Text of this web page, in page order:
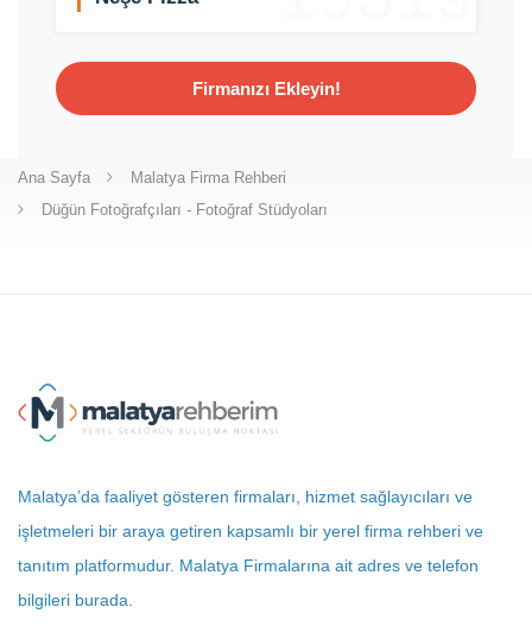
Firmanızı Ekleyin!
Ana Sayfa
Malatya Firma Rehberi
Düğün Fotoğrafçıları - Fotoğraf Stüdyoları
Malatya’da faaliyet gösteren firmaları, hizmet sağlayıcıları ve
işletmeleri bir araya getiren kapsamlı bir yerel firma rehberi ve
tanıtım platformudur. Malatya Firmalarına ait adres ve telefon
bilgileri burada.